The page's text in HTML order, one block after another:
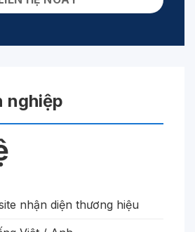
nghiệp
nhận diện thương hiệu